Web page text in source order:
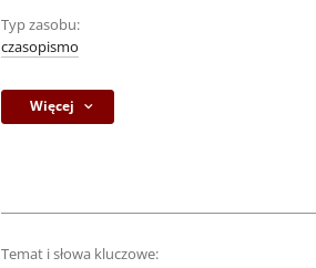
Typ zasobu:
czasopismo
Więcej
Temat i słowa kluczowe: